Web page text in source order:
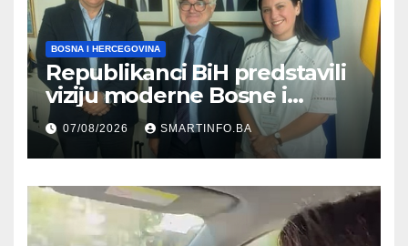
BOSNA I HERCEGOVINA
Republikanci BiH predstavili
viziju moderne Bosne i
Hercegovine ambasadoru
Njemačke
07/08/2026 SMARTINFO.BA